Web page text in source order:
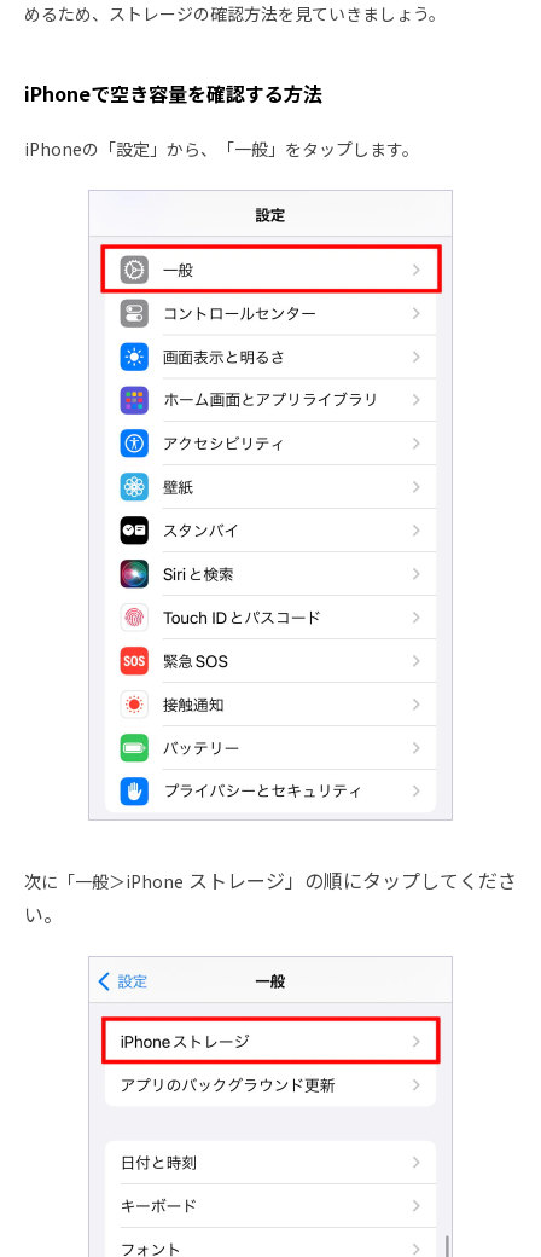
めるため、ストレージの確認方法を見ていきましょう。
iPhoneで空き容量を確認する方法
iPhoneの「設定」から、「一般」をタップします。
次に「一般＞iPhone ストレージ」の順にタップしてくださ
い。